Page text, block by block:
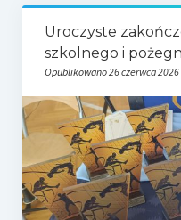
Uroczyste
szkolnego i
Opublikowano 26 czerwca